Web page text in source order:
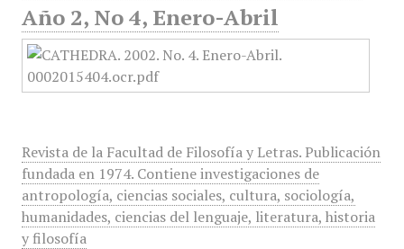
Año 2, No 4, Enero-Abril
Revista de la Facultad de Filosofía y Letras. Publicación
fundada en 1974. Contiene investigaciones de
antropología, ciencias sociales, cultura, sociología,
humanidades, ciencias del lenguaje, literatura, historia
y filosofía